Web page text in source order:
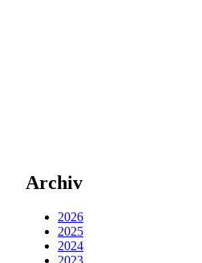
Archiv
2026
2025
2024
2023